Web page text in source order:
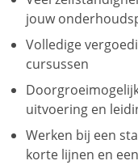
jouw
Volledige
cursussen
uitvoering en
Werken bij een
korte lijnen en